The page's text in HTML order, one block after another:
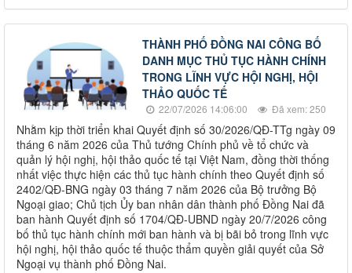
THÀNH PHỐ ĐỒNG NAI CÔNG BỐ
DANH MỤC THỦ TỤC HÀNH CHÍNH
TRONG LĨNH VỰC HỘI NGHỊ, HỘI
THẢO QUỐC TẾ
22/07/2026 14:06:00 Đã xem: 250
Nhằm kịp thời triển khai Quyết định số 30/2026/QĐ-TTg ngày 09
tháng 6 năm 2026 của Thủ tướng Chính phủ về tổ chức và
quản lý hội nghị, hội thảo quốc tế tại Việt Nam, đồng thời thống
nhất việc thực hiện các thủ tục hành chính theo Quyết định số
2402/QĐ-BNG ngày 03 tháng 7 năm 2026 của Bộ trưởng Bộ
Ngoại giao; Chủ tịch Ủy ban nhân dân thành phố Đồng Nai đã
ban hành Quyết định số 1704/QĐ-UBND ngày 20/7/2026 công
bố thủ tục hành chính mới ban hành và bị bãi bỏ trong lĩnh vực
hội nghị, hội thảo quốc tế thuộc thẩm quyền giải quyết của Sở
Ngoại vụ thành phố Đồng Nai.